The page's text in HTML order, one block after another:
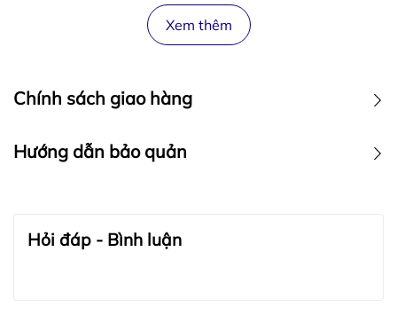
Xem thêm
Chính sách giao hàng
Hướng dẫn bảo quản
Hỏi đáp - Bình luận